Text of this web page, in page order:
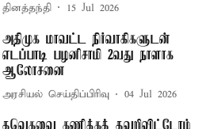
தினத்தந்தி 15 Jul 2026
அதிமுக மாவட்ட நிர்வாகிகளுடன்
எடப்பாடி பழனிசாமி 2வது நாளாக
ஆலோசனை
அரசியல் செய்திப்பிரிவு 04 Jul 2026